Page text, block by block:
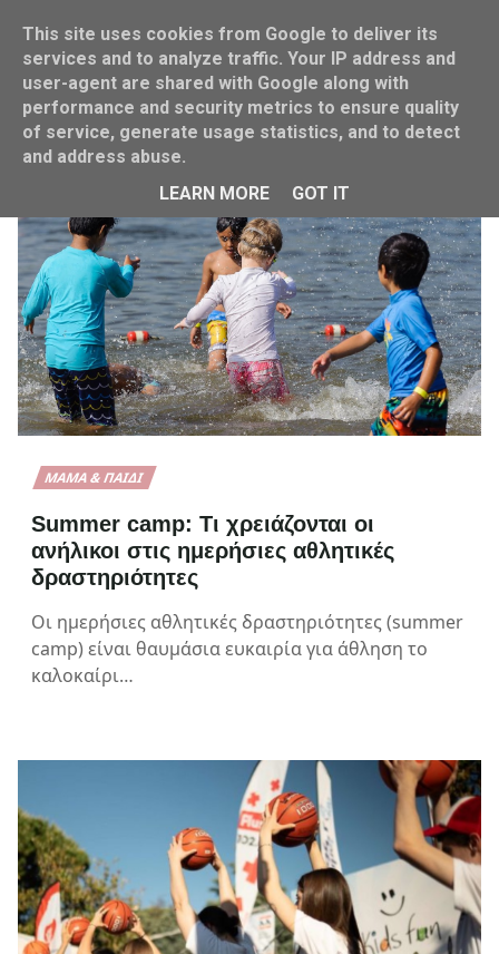
Home Παιδί
ΜΑΜΆ & ΠΑΙΔΊ
Summer camp: Τι χρειάζονται οι
ανήλικοι στις ημερήσιες αθλητικές
δραστηριότητες
Οι ημερήσιες αθλητικές δραστηριότητες (summer
camp) είναι θαυμάσια ευκαιρία για άθληση το
καλοκαίρι…
This site uses cookies from Google to deliver its
services and to analyze traffic. Your IP address and
user-agent are shared with Google along with
performance and security metrics to ensure quality
of service, generate usage statistics, and to detect
and address abuse.
LEARN MORE
GOT IT